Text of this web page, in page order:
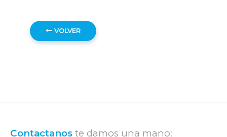
VOLVER
Contactanos te damos una mano: